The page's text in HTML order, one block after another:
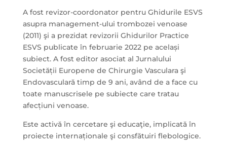
A fost revizor-coordonator pentru Ghidurile ESVS
asupra management-ului trombozei venoase
(2011) şi a prezidat revizorii Ghidurilor Practice
ESVS publicate în februarie 2022 pe același
subiect. A fost editor asociat al Jurnalului
Societății Europene de Chirurgie Vasculara şi
Endovasculară timp de 9 ani, având de a face cu
toate manuscrisele pe subiecte care tratau
afecțiuni venoase.
Este activă în cercetare şi educaţie, implicată în
proiecte internaționale şi consfătuiri flebologice.